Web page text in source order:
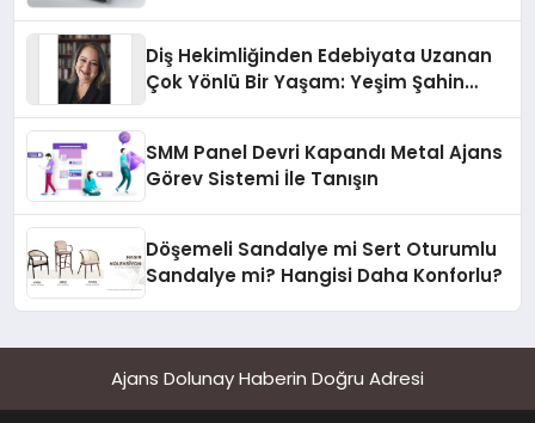
Diş Hekimliğinden Edebiyata Uzanan
Çok Yönlü Bir Yaşam: Yeşim Şahin
SMM Panel Devri Kapandı Metal Ajans
Görev Sistemi İle Tanışın
Döşemeli Sandalye mi Sert Oturumlu
Sandalye mi? Hangisi Daha Konforlu?
Ajans Dolunay Haberin Doğru Adresi